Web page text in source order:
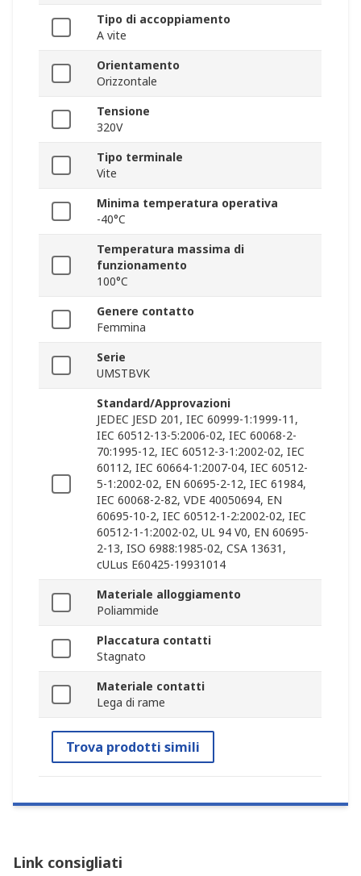
Tipo di accoppiamento
A vite
Orientamento
Orizzontale
Tensione
320V
Tipo terminale
Vite
Minima temperatura operativa
-40°C
Temperatura massima di
funzionamento
100°C
Genere contatto
Femmina
Serie
UMSTBVK
Standard/Approvazioni
JEDEC JESD 201, IEC 60999-1:1999-11,
IEC 60512-13-5:2006-02, IEC 60068-2-
70:1995-12, IEC 60512-3-1:2002-02, IEC
60112, IEC 60664-1:2007-04, IEC 60512-
5-1:2002-02, EN 60695-2-12, IEC 61984,
IEC 60068-2-82, VDE 40050694, EN
60695-10-2, IEC 60512-1-2:2002-02, IEC
60512-1-1:2002-02, UL 94 V0, EN 60695-
2-13, ISO 6988:1985-02, CSA 13631,
cULus E60425-19931014
Materiale alloggiamento
Poliammide
Placcatura contatti
Stagnato
Materiale contatti
Lega di rame
Trova prodotti simili
Link consigliati